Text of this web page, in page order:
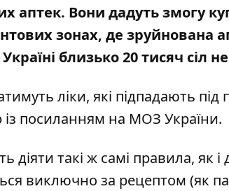
аптек. Вони дадуть змогу
зонах, де зруйнована
близько 20 тисяч сіл
ліки, які підпадають під
посиланням на МОЗ України.
такі ж самі правила, як і
виключно за рецептом (як